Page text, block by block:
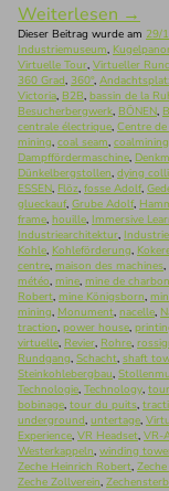
Weiterlesen →
Dieser Beitrag wurde am 29/
Industriemuseum,
Virtuelle Tour, Virtueller
360 Grad, 360°,
Victoria, B2B, bassin de la
Besucherbergwerk, BÖNEN,
centrale électrique, Centre
mining, coal seam, coalmining
Dampffördermaschine,
Dünkelbergstollen, dying
ESSEN, Flöz, fosse Adolf,
glueckauf, Grube Adolf,
frame, houille, Immersive
Industriearchitektur,
Kohle, Kohleförderung,
centre, maison des machines,
météo, mine, mine de
Robert, mine Königsborn,
mining, Monument, nacelle,
traction, power house,
virtuelle, Revier, Rohre,
Rundgang, Schacht, shaft
Steinkohlebergbau,
Technologie, Technology,
bobinage, tour du puits,
underground, untertage,
Experience, VR Headset, VR-
Westerkappeln, winding
Zeche Heinrich Robert,
Zeche Zollverein,